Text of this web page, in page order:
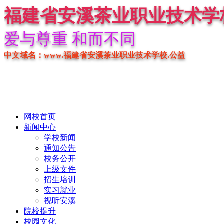
福建省安溪茶业职业技术学
爱与尊重 和而不同
中文域名：www.福建省安溪茶业职业技术学校.公益
网校首页
新闻中心
学校新闻
通知公告
校务公开
上级文件
招生培训
实习就业
视听安溪
院校提升
校园文化